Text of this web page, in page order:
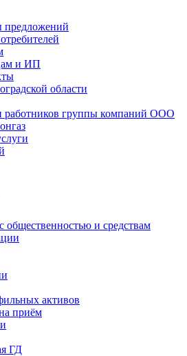
предложений
и ИП
области
работников группы компаний ООО
общественностью и средствам
активов
приём
ГД